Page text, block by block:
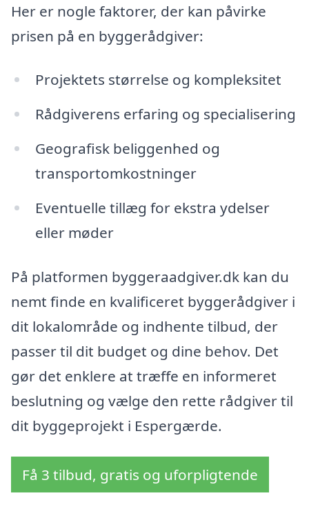
Her er nogle faktorer, der kan påvirke
prisen på en byggerådgiver:
Projektets størrelse og kompleksitet
Rådgiverens erfaring og specialisering
Geografisk beliggenhed og
transportomkostninger
Eventuelle tillæg for ekstra ydelser
eller møder
På platformen byggeraadgiver.dk kan du
nemt finde en kvalificeret byggerådgiver i
dit lokalområde og indhente tilbud, der
passer til dit budget og dine behov. Det
gør det enklere at træffe en informeret
beslutning og vælge den rette rådgiver til
dit byggeprojekt i Espergærde.
Få 3 tilbud, gratis og uforpligtende